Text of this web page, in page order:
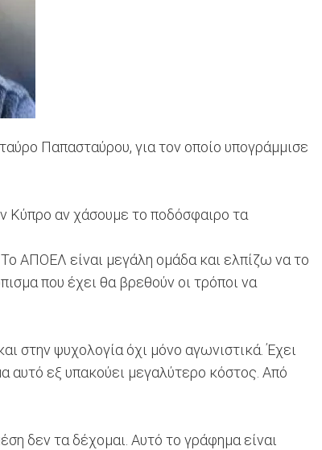
Παπασταύρου, για τον οποίο υπογράμμισε
Κύπρο αν χάσουμε το ποδόσφαιρο τα
ΑΠΟΕΛ είναι μεγάλη ομάδα και ελπίζω να το
που έχει θα βρεθούν οι τρόποι να
στην ψυχολογία όχι μόνο αγωνιστικά. Έχει
αυτό εξ υπακούει μεγαλύτερο κόστος. Από
δεν τα δέχομαι. Αυτό το γράφημα είναι